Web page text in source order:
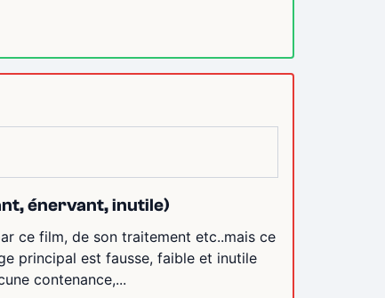
énervant, inutile)
ce film, de son traitement etc..mais ce
principal est fausse, faible et inutile
contenance,...